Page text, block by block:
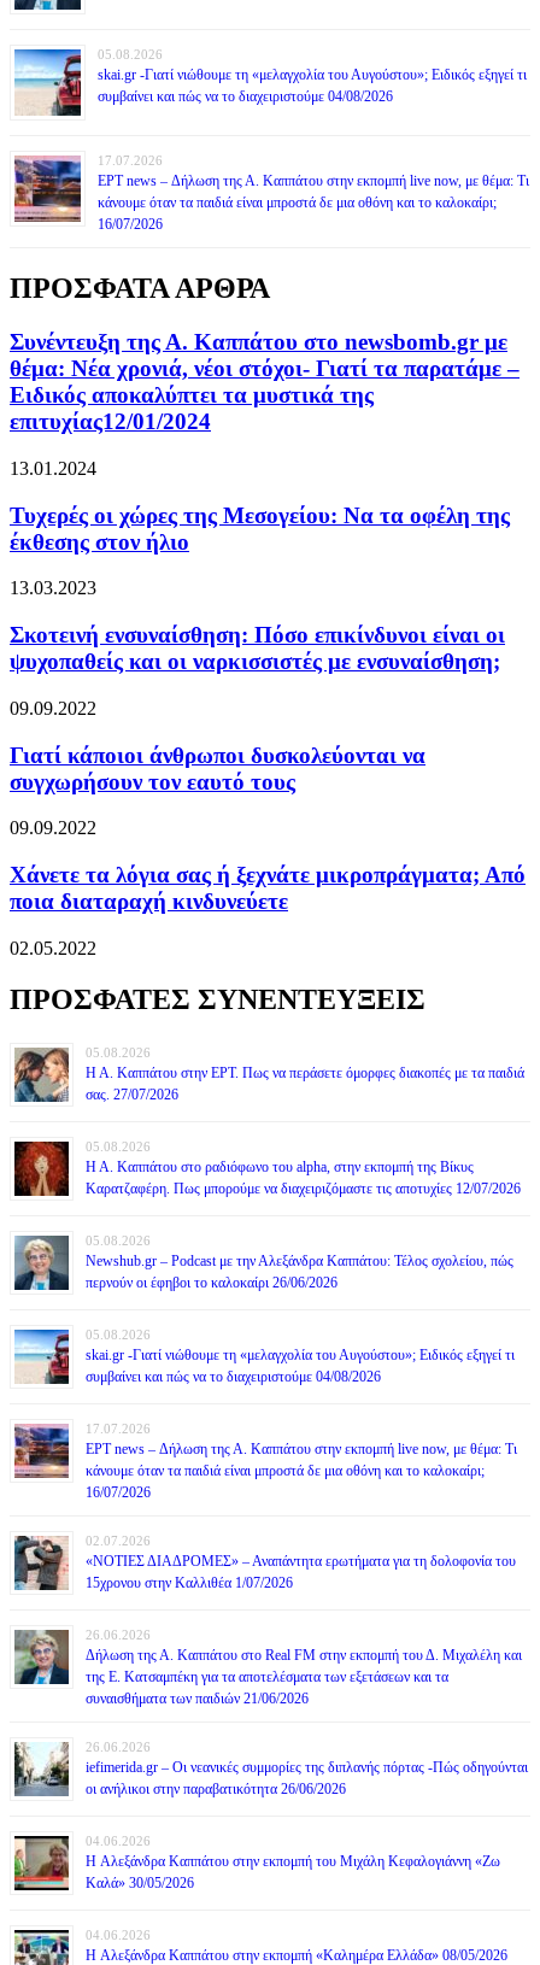
05.08.2026
skai.gr -Γιατί νιώθουμε τη «μελαγχολία του Αυγούστου»; Ειδικός εξηγεί τι
συμβαίνει και πώς να το διαχειριστούμε 04/08/2026
17.07.2026
ΕΡΤ news – Δήλωση της Α. Καππάτου στην εκπομπή live now, με θέμα: Τι
κάνουμε όταν τα παιδιά είναι μπροστά δε μια οθόνη και το καλοκαίρι;
16/07/2026
ΠΡΟΣΦΑΤΑ ΑΡΘΡΑ
Συνέντευξη της Α. Καππάτου στο newsbomb.gr με
θέμα: Νέα χρονιά, νέοι στόχοι- Γιατί τα παρατάμε –
Ειδικός αποκαλύπτει τα μυστικά της
επιτυχίας12/01/2024
13.01.2024
Τυχερές οι χώρες της Μεσογείου: Να τα οφέλη της
έκθεσης στον ήλιο
13.03.2023
Σκοτεινή ενσυναίσθηση: Πόσο επικίνδυνοι είναι οι
ψυχοπαθείς και οι ναρκισσιστές με ενσυναίσθηση;
09.09.2022
Γιατί κάποιοι άνθρωποι δυσκολεύονται να
συγχωρήσουν τον εαυτό τους
09.09.2022
Χάνετε τα λόγια σας ή ξεχνάτε μικροπράγματα; Από
ποια διαταραχή κινδυνεύετε
02.05.2022
ΠΡΟΣΦΑΤΕΣ ΣΥΝΕΝΤΕΥΞΕΙΣ
05.08.2026
Η Α. Καππάτου στην ΕΡΤ. Πως να περάσετε όμορφες διακοπές με τα παιδιά
σας. 27/07/2026
05.08.2026
Η Α. Καππάτου στο ραδιόφωνο του alpha, στην εκπομπή της Βίκυς
Καρατζαφέρη. Πως μπορούμε να διαχειριζόμαστε τις αποτυχίες 12/07/2026
05.08.2026
Newshub.gr – Podcast με την Αλεξάνδρα Καππάτου: Τέλος σχολείου, πώς
περνούν οι έφηβοι το καλοκαίρι 26/06/2026
05.08.2026
skai.gr -Γιατί νιώθουμε τη «μελαγχολία του Αυγούστου»; Ειδικός εξηγεί τι
συμβαίνει και πώς να το διαχειριστούμε 04/08/2026
17.07.2026
ΕΡΤ news – Δήλωση της Α. Καππάτου στην εκπομπή live now, με θέμα: Τι
κάνουμε όταν τα παιδιά είναι μπροστά δε μια οθόνη και το καλοκαίρι;
16/07/2026
02.07.2026
«ΝΟΤΙΕΣ ΔΙΑΔΡΟΜΕΣ» – Αναπάντητα ερωτήματα για τη δολοφονία του
15χρονου στην Καλλιθέα 1/07/2026
26.06.2026
Δήλωση της Α. Καππάτου στο Real FM στην εκπομπή του Δ. Μιχαλέλη και
της Ε. Κατσαμπέκη για τα αποτελέσματα των εξετάσεων και τα
συναισθήματα των παιδιών 21/06/2026
26.06.2026
iefimerida.gr – Οι νεανικές συμμορίες της διπλανής πόρτας -Πώς οδηγούνται
οι ανήλικοι στην παραβατικότητα 26/06/2026
04.06.2026
H Αλεξάνδρα Καππάτου στην εκπομπή του Μιχάλη Κεφαλογιάννη «Ζω
Καλά» 30/05/2026
04.06.2026
H Αλεξάνδρα Καππάτου στην εκπομπή «Καλημέρα Ελλάδα» 08/05/2026